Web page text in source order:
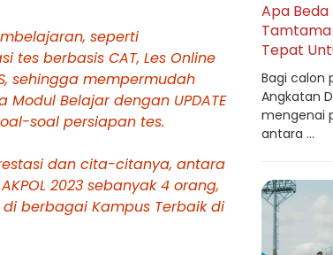
seperti
tes berbasis CAT, Les Online
sehingga mempermudah
Belajar dengan UPDATE
soal persiapan tes.
dan cita-citanya, antara
2023 sebanyak 4 orang,
di berbagai Kampus Terbaik di
Apa Beda
Tamtama
Tepat
Bagi calon
Angkatan
mengenai
antara ...